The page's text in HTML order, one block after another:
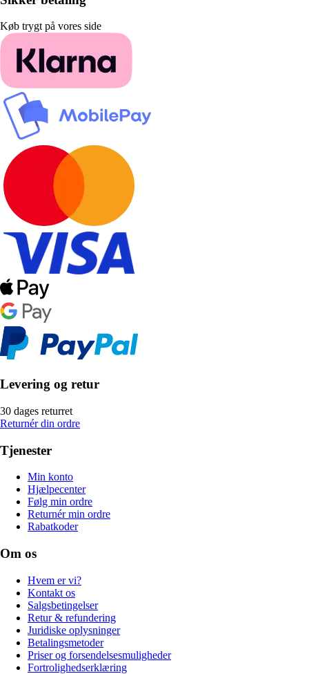
Køb trygt på vores side
Levering og retur
30 dages returret
Returnér din ordre
Tjenester
Min konto
Hjælpecenter
Følg min ordre
Returnér min ordre
Rabatkoder
Om os
Hvem er vi?
Kontakt os
Salgsbetingelser
Retur & refundering
Juridiske oplysninger
Betalingsmetoder
Priser og forsendelsesmuligheder
Fortrolighedserklæring